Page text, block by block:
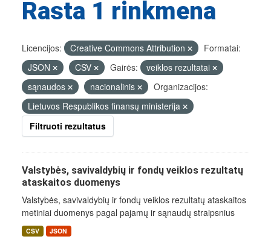
Rasta 1 rinkmena
Licencijos: Creative Commons Attribution
Formatai:
JSON
CSV Gairės:
veiklos rezultatai
sąnaudos
nacionalinis
Organizacijos:
Lietuvos Respublikos finansų ministerija
Filtruoti rezultatus
Valstybės, savivaldybių ir fondų veiklos rezultatų
ataskaitos duomenys
Valstybės, savivaldybių ir fondų veiklos rezultatų ataskaitos
metiniai duomenys pagal pajamų ir sąnaudų straipsnius
CSV JSON